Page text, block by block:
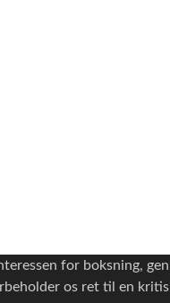
for boksning,
os ret til en